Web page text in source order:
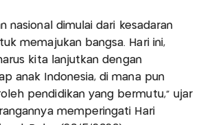
nasional dimulai dari kesadaran
memajukan bangsa. Hari ini,
kita lanjutkan dengan
anak Indonesia, di mana pun
pendidikan yang bermutu,” ujar
memperingati Hari